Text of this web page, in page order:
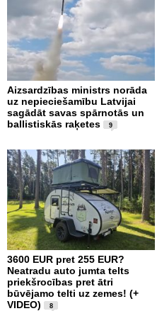
Aizsardzības ministrs norāda
uz nepieciešamību Latvijai
sagādāt savas spārnotās un
ballistiskās raķetes
9
3600 EUR pret 255 EUR?
Neatradu auto jumta telts
priekšrocības pret ātri
būvējamo telti uz zemes! (+
VIDEO)
8